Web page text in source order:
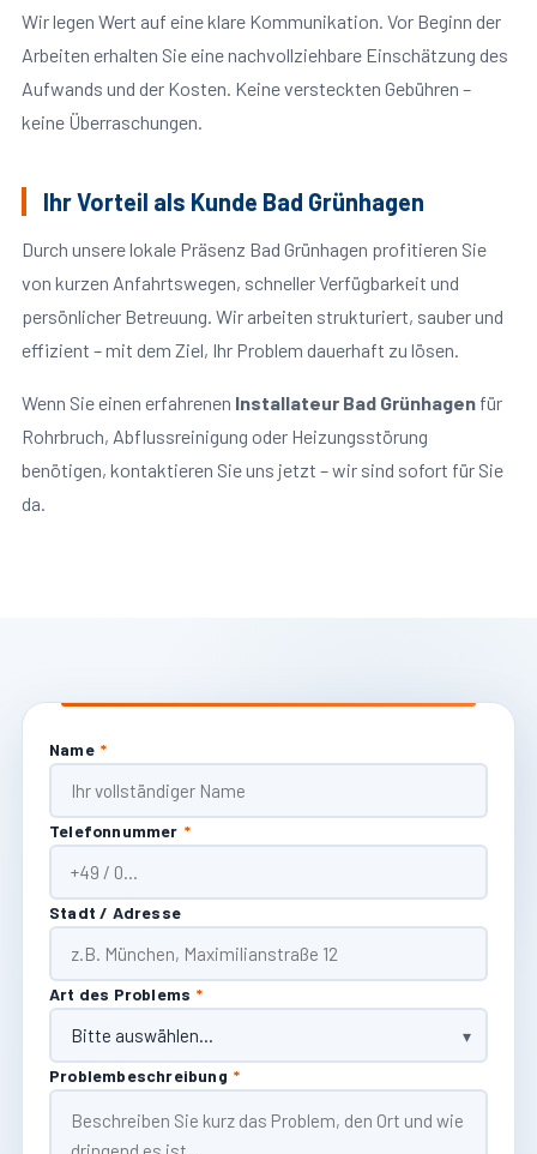
Wir legen Wert auf eine klare Kommunikation. Vor Beginn der
Arbeiten erhalten Sie eine nachvollziehbare Einschätzung des
Aufwands und der Kosten. Keine versteckten Gebühren –
keine Überraschungen.
Ihr Vorteil als Kunde Bad Grünhagen
Durch unsere lokale Präsenz Bad Grünhagen profitieren Sie
von kurzen Anfahrtswegen, schneller Verfügbarkeit und
persönlicher Betreuung. Wir arbeiten strukturiert, sauber und
effizient – mit dem Ziel, Ihr Problem dauerhaft zu lösen.
Wenn Sie einen erfahrenen Installateur Bad Grünhagenfür
Rohrbruch, Abflussreinigung oder Heizungsstörung
benötigen, kontaktieren Sie uns jetzt – wir sind sofort für Sie
da.
Name *
Telefonnummer *
Stadt / Adresse
Art des Problems *
Problembeschreibung *